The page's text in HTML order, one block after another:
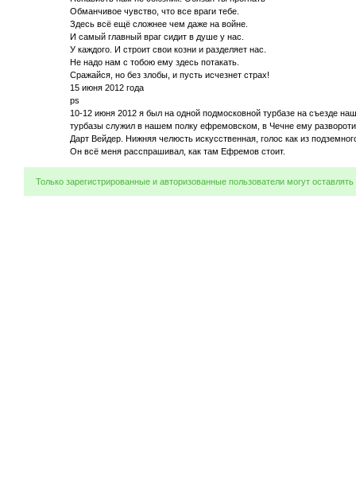
Обманчивое чувство, что все враги тебе.
Здесь всё ещё сложнее чем даже на войне.
И самый главный враг сидит в душе у нас.
У каждого. И строит свои козни и разделяет нас.
Не надо нам с тобою ему здесь потакать.
Сражайся, но без злобы, и пусть исчезнет страх!
15 июня 2012 года
ps
10-12 июня 2012 я был на одной подмосковной турбазе на съезде
турбазы служил в нашем полку ефремовском, в Чечне ему
Дарт Вейдер. Нижняя челюсть искусственная, голос как из
Он всё меня расспрашивал, как там Ефремов стоит.
Только зарегистрированные и авторизованные пользователи могут